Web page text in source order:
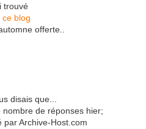
trouvé
ce blog
offerte..
disais que...
de réponses hier;